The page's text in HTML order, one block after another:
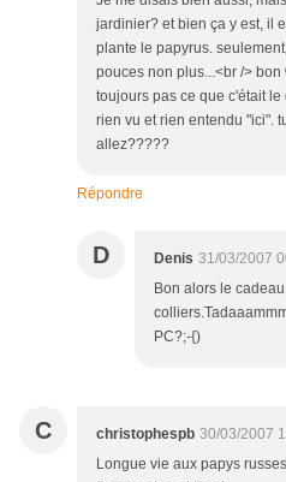
jardinier? et bien ça y est, il
plante le papyrus.
pouces non plus...<br />
toujours pas ce que c'était
rien vu et rien entendu "ici".
allez?????
Répondre
D Denis 31/03/2007
Bon alors le
PC?;-{)
C christophespb 30/03/2007
Longue vie aux papys